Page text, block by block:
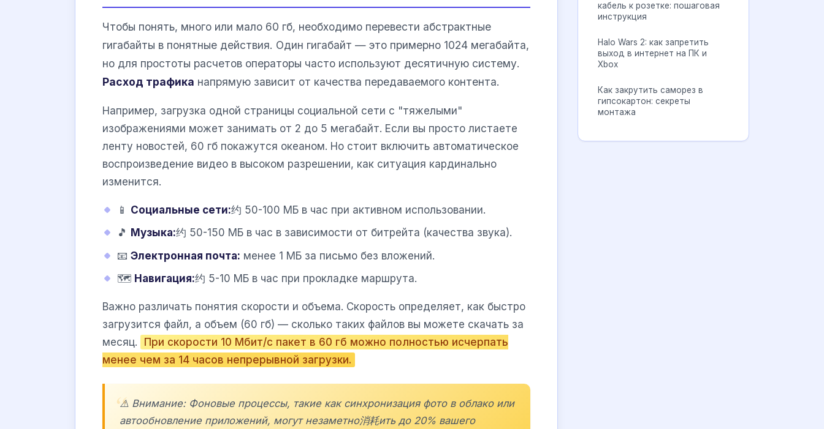
Чтобы понять, много или мало 60 гб, необходимо перевести абстрактные
гигабайты в понятные действия. Один гигабайт — это примерно 1024 мегабайта,
но для простоты расчетов операторы часто используют десятичную систему.
Расход трафика напрямую зависит от качества передаваемого контента.
Например, загрузка одной страницы социальной сети с "тяжелыми"
изображениями может занимать от 2 до 5 мегабайт. Если вы просто листаете
ленту новостей, 60 гб покажутся океаном. Но стоит включить автоматическое
воспроизведение видео в высоком разрешении, как ситуация кардинально
изменится.
📱 Социальные сети:约 50-100 МБ в час при активном использовании.
🎵 Музыка:约 50-150 МБ в час в зависимости от битрейта (качества звука).
📧 Электронная почта: менее 1 МБ за письмо без вложений.
🗺️ Навигация:约 5-10 МБ в час при прокладке маршрута.
Важно различать понятия скорости и объема. Скорость определяет, как быстро
загрузится файл, а объем (60 гб) — сколько таких файлов вы можете скачать за
месяц.
При скорости 10 Мбит/с пакет в 60 гб можно полностью исчерпать
менее чем за 14 часов непрерывной загрузки.
⚠️ Внимание: Фоновые процессы, такие как синхронизация фото в облако или
автообновление приложений, могут незаметно消耗ить до 20% вашего
кабель к розетке: пошаговая
инструкция
Halo Wars 2: как запретить
выход в интернет на ПК и
Xbox
Как закрутить саморез в
гипсокартон: секреты
монтажа